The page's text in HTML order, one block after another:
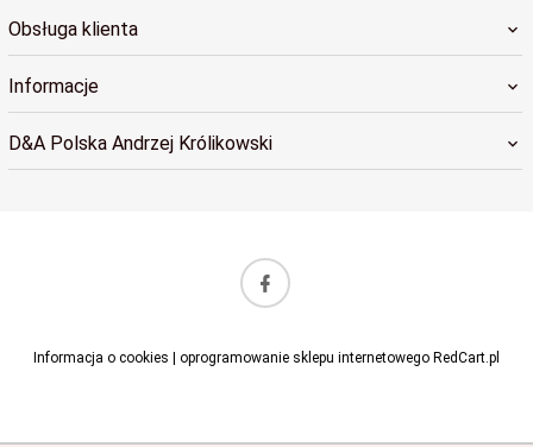
Obsługa klienta
Informacje
D&A Polska Andrzej Królikowski
Informacja o cookies | oprogramowanie sklepu internetowego RedCart.pl